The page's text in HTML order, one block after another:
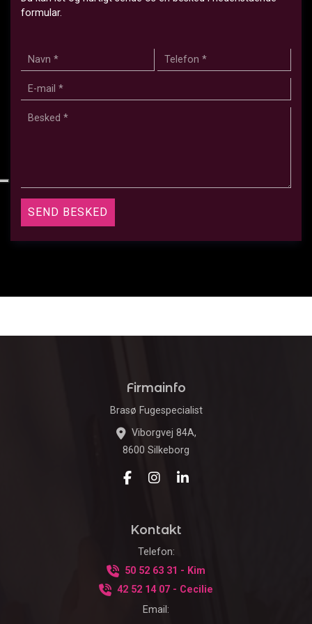
formular.
Firmainfo
Brasø Fugespecialist
Viborgvej 84A,
8600 Silkeborg
Kontakt
Telefon:
50 52 63 31 - Kim
42 52 14 07 - Cecilie
Email: